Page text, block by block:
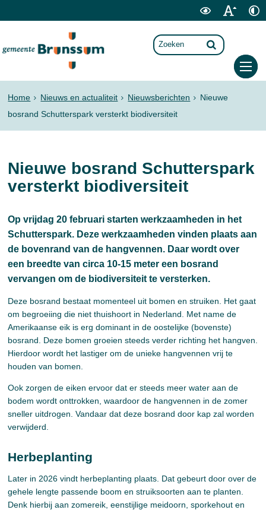
Home Nieuws en actualiteit Nieuwsberichten
Nieuwe
bosrand Schutterspark versterkt biodiversiteit
Nieuwe bosrand Schutterspark
versterkt biodiversiteit
Op vrijdag 20 februari starten werkzaamheden in het
Schutterspark. Deze werkzaamheden vinden plaats aan
de bovenrand van de hangvennen. Daar wordt over
een breedte van circa 10-15 meter een bosrand
vervangen om de biodiversiteit te versterken.
Deze bosrand bestaat momenteel uit bomen en struiken. Het gaat
om begroeiing die niet thuishoort in Nederland. Met name de
Amerikaanse eik is erg dominant in de oostelijke (bovenste)
bosrand. Deze bomen groeien steeds verder richting het hangven.
Hierdoor wordt het lastiger om de unieke hangvennen vrij te
houden van bomen.
Ook zorgen de eiken ervoor dat er steeds meer water aan de
bodem wordt onttrokken, waardoor de hangvennen in de zomer
sneller uitdrogen. Vandaar dat deze bosrand door kap zal worden
verwijderd.
Herbeplanting
Later in 2026 vindt herbeplanting plaats. Dat gebeurt door over de
gehele lengte passende boom en struiksoorten aan te planten.
Denk hierbij aan zomereik, eenstijlige meidoorn, sporkehout en